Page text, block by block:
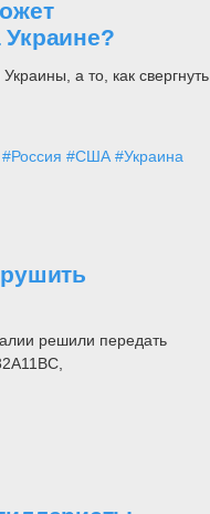
а то, как свергнуть
#Россия #США #Украина
решили передать